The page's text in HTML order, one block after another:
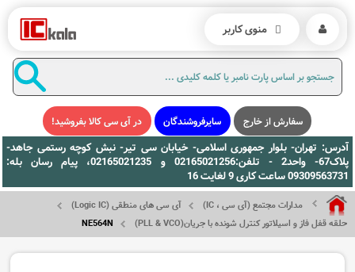
سفارش از خارج سایرفروشندگان در آی سی کالا بفروشید!
آدرس: تهران- بلوار جمهوری اسلامی- خیابان سی تیر- نبش کوچه رستمی جاهد-
پلاک67- واحد2 - تلفن:02165021256 و 02165021235، پیام رسان بله:
09309563731 ساعت کاری 9 لغایت 16
مدارات مجتمع (آی سی ، IC)
آی سی های منطقی (Logic IC)
حلقه قفل فاز و اسیلاتور کنترل شونده با جریان(PLL & VCO)
NE564N
منوی کاربر